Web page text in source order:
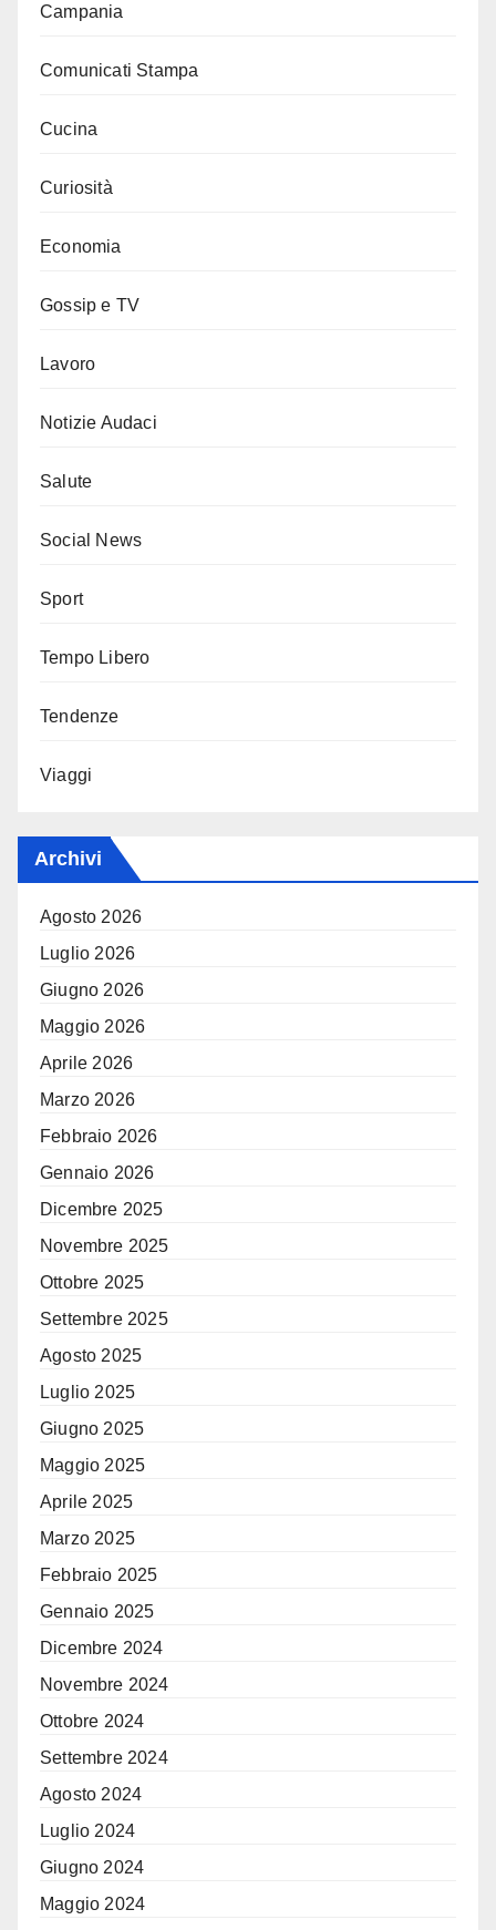
Campania
Comunicati Stampa
Cucina
Curiosità
Economia
Gossip e TV
Lavoro
Notizie Audaci
Salute
Social News
Sport
Tempo Libero
Tendenze
Viaggi
Archivi
Agosto 2026
Luglio 2026
Giugno 2026
Maggio 2026
Aprile 2026
Marzo 2026
Febbraio 2026
Gennaio 2026
Dicembre 2025
Novembre 2025
Ottobre 2025
Settembre 2025
Agosto 2025
Luglio 2025
Giugno 2025
Maggio 2025
Aprile 2025
Marzo 2025
Febbraio 2025
Gennaio 2025
Dicembre 2024
Novembre 2024
Ottobre 2024
Settembre 2024
Agosto 2024
Luglio 2024
Giugno 2024
Maggio 2024